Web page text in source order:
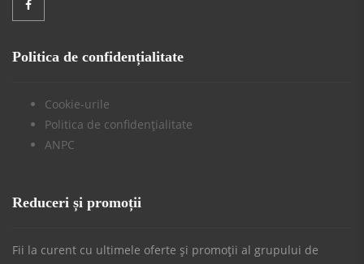
Politica de confidențialitate
Cookie-urile
Politica de confidențialitate
ANPC
Reduceri și promoții
Fii la curent cu ultimele oferte și promoții al grupului de